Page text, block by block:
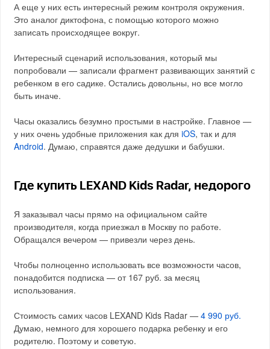
А еще у них есть интересный режим контроля окружения.
Это аналог диктофона, с помощью которого можно
записать происходящее вокруг.
Интересный сценарий использования, который мы
попробовали — записали фрагмент развивающих занятий с
ребенком в его садике. Остались довольны, но все могло
быть иначе.
Часы оказались безумно простыми в настройке. Главное —
у них очень удобные приложения как дляiOS, так и для
Android. Думаю, справятся даже дедушки и бабушки.
Где купить LEXAND Kids Radar, недорого
Я заказывал часы прямо на официальном сайте
производителя, когда приезжал в Москву по работе.
Обращался вечером — привезли через день.
Чтобы полноценно использовать все возможности часов,
понадобится подписка — от 167 руб. за месяц
использования.
Стоимость самих часов LEXAND Kids Radar —4 990 руб.
Думаю, немного для хорошего подарка ребенку и его
родителю. Поэтому и советую.